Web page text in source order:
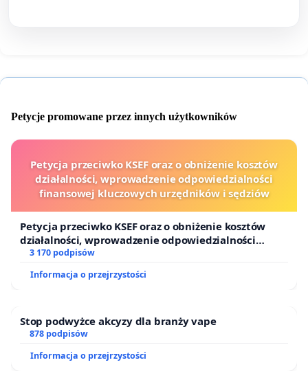
Petycje promowane przez innych użytkowników
Petycja przeciwko KSEF oraz o obniżenie kosztów
działalności, wprowadzenie odpowiedzialności
finansowej kluczowych urzędników i sędziów
Petycja przeciwko KSEF oraz o obniżenie kosztów
działalności, wprowadzenie odpowiedzialności
finansowej kluczowych urzędników i sędziów
3 170 podpisów
Informacja o przejrzystości
Stop podwyżce akcyzy dla branży vape
878 podpisów
Informacja o przejrzystości